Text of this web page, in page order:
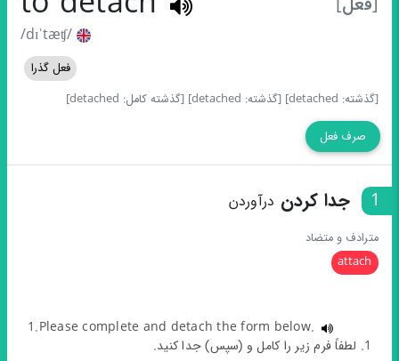
/dɪˈtæʧ/
فعل گذرا
[گذشته: detached]
[گذشته: detached] [گذشته کامل: detached]
صرف فعل
1 جدا کردن درآوردن
مترادف و متضاد
attach
1.Please complete and detach the form below.
1. لطفاً فرم زیر را کامل و (سپس) جدا کنید.